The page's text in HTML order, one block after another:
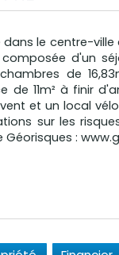
le centre-ville
d'un
de
de 11m² à finir
et un local
sur les
: